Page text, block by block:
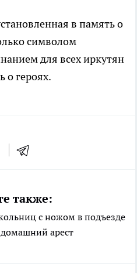
в память о
символом
для всех иркутян
о героях.
также:
с ножом в подъезде
арест